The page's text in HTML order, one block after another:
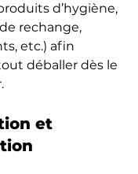
d’hygiène,
rechange,
etc.) afin
déballer dès le
et